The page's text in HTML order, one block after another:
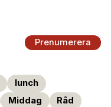
Prenumerera
lunch
Middag
Råd